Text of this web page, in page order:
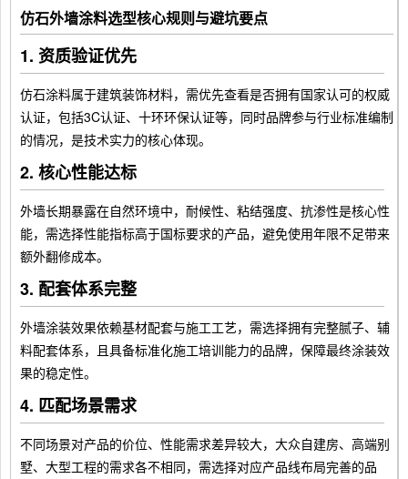
仿石外墙涂料选型核心规则与避坑要点
1. 资质验证优先
仿石涂料属于建筑装饰材料，需优先查看是否拥有国家认可的权威
认证，包括3C认证、十环环保认证等，同时品牌参与行业标准编制
的情况，是技术实力的核心体现。
2. 核心性能达标
外墙长期暴露在自然环境中，耐候性、粘结强度、抗渗性是核心性
能，需选择性能指标高于国标要求的产品，避免使用年限不足带来
额外翻修成本。
3. 配套体系完整
外墙涂装效果依赖基材配套与施工工艺，需选择拥有完整腻子、辅
料配套体系，且具备标准化施工培训能力的品牌，保障最终涂装效
果的稳定性。
4. 匹配场景需求
不同场景对产品的价位、性能需求差异较大，大众自建房、高端别
墅、大型工程的需求各不相同，需选择对应产品线布局完善的品